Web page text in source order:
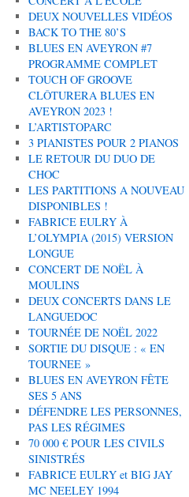
DEUX NOUVELLES VIDÉOS
BACK TO THE 80’S
BLUES EN AVEYRON #7
PROGRAMME COMPLET
TOUCH OF GROOVE
CLÔTURERA BLUES EN
AVEYRON 2023 !
L’ARTISTOPARC
3 PIANISTES POUR 2 PIANOS
LE RETOUR DU DUO DE
CHOC
LES PARTITIONS A NOUVEAU
DISPONIBLES !
FABRICE EULRY À
L’OLYMPIA (2015) VERSION
LONGUE
CONCERT DE NOËL À
MOULINS
DEUX CONCERTS DANS LE
LANGUEDOC
TOURNÉE DE NOËL 2022
SORTIE DU DISQUE : « EN
TOURNEE »
BLUES EN AVEYRON FÊTE
SES 5 ANS
DÉFENDRE LES PERSONNES,
PAS LES RÉGIMES
70 000 € POUR LES CIVILS
SINISTRÉS
FABRICE EULRY et BIG JAY
MC NEELEY 1994